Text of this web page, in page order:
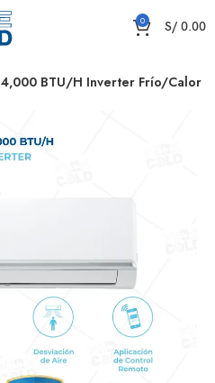
0 S/ 0.00
BTU/H Inverter Frío/Calor